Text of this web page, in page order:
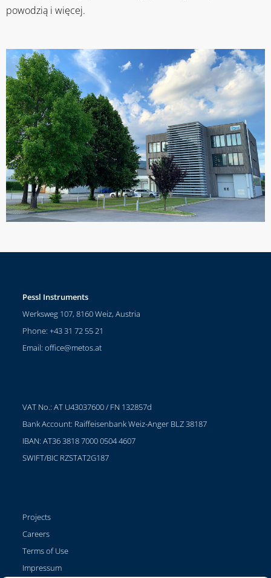
powodzią i więcej.
Pessl Instruments
Werksweg 107, 8160 Weiz, Austria
Phone: +43 31 72 55 21
Email:office@metos.at
VAT No.: AT U43037600 / FN 132857d
Bank Account: Raiffeisenbank Weiz-Anger BLZ 38187
IBAN: AT36 3818 7000 0504 4607
SWIFT/BIC RZSTAT2G187
Projects
Careers
Terms of Use
Impressum